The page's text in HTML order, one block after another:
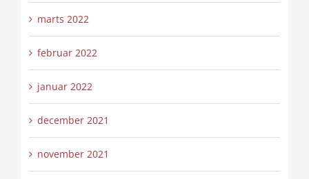
marts 2022
februar 2022
januar 2022
december 2021
november 2021